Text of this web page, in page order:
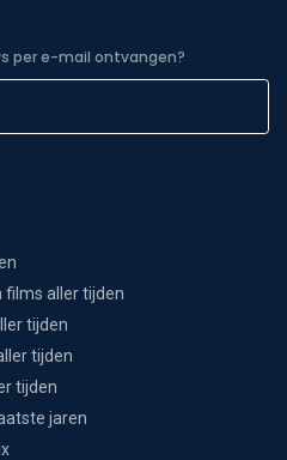
per e-mail ontvangen?
films aller tijden
tijden
tijden
tijden
jaren